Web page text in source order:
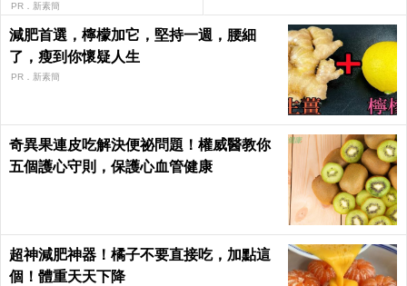
PR．新素簡
減肥首選，檸檬加它，堅持一週，腰細
了，瘦到你懷疑人生
PR．新素簡
奇異果連皮吃解決便祕問題！權威醫教你
五個護心守則，保護心血管健康
超神減肥神器！橘子不要直接吃，加點這
個！體重天天下降